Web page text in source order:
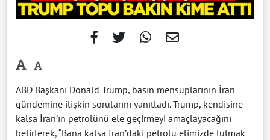
-
ABD Başkanı Donald Trump, basın mensuplarının İran
gündemine ilişkin sorularını yanıtladı. Trump, kendisine
kalsa İran'ın petrolünü ele geçirmeyi amaçlayacağını
belirterek, “Bana kalsa İran’daki petrolü elimizde tutmak